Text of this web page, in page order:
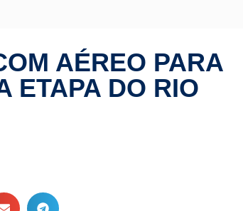
AÉREO PARA
ETAPA DO RIO